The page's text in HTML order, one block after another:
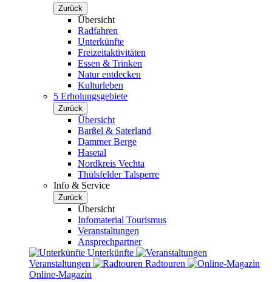
Zurück
Übersicht
Radfahren
Unterkünfte
Freizeitaktivitäten
Essen & Trinken
Natur entdecken
Kulturleben
5 Erholungsgebiete
Zurück
Übersicht
Barßel & Saterland
Dammer Berge
Hasetal
Nordkreis Vechta
Thülsfelder Talsperre
Info & Service
Zurück
Übersicht
Infomaterial Tourismus
Veranstaltungen
Ansprechpartner
Unterkünfte
Veranstaltungen
Radtouren
Online-Magazin